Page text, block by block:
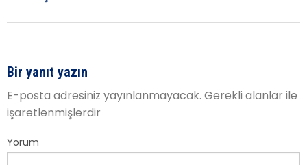
Bir yanıt yazın
E-posta adresiniz yayınlanmayacak. Gerekli alanlar ile
işaretlenmişlerdir
Yorum